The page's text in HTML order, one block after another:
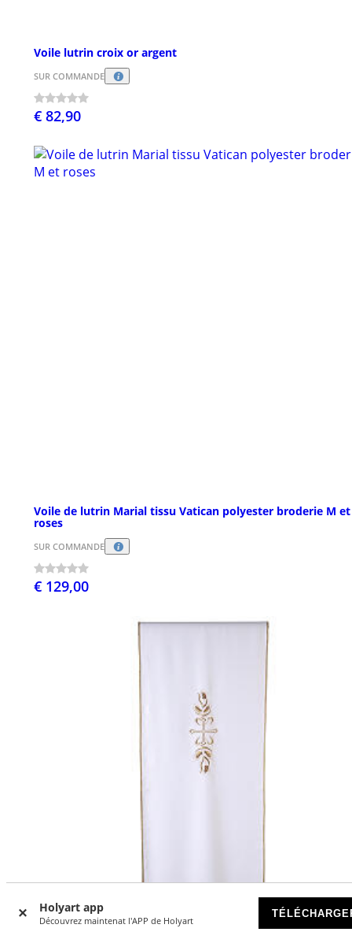
Holyart app
Découvrez maintenat l'APP de Holyart
Voile lutrin croix or argent
SUR COMMANDE
€ 82,90
Voile de lutrin Marial tissu Vatican polyester broderie M et
roses
SUR COMMANDE
€ 129,00